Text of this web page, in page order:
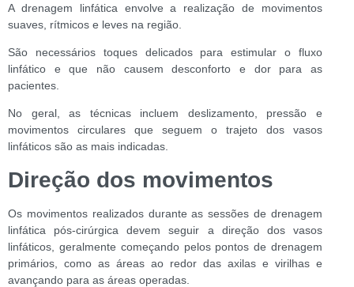
A drenagem linfática envolve a realização de movimentos
suaves, rítmicos e leves na região.
São necessários toques delicados para estimular o fluxo
linfático e que não causem desconforto e dor para as
pacientes.
No geral, as técnicas incluem deslizamento, pressão e
movimentos circulares que seguem o trajeto dos vasos
linfáticos são as mais indicadas.
Direção dos movimentos
Os movimentos realizados durante as sessões de drenagem
linfática pós-cirúrgica devem seguir a direção dos vasos
linfáticos, geralmente começando pelos pontos de drenagem
primários, como as áreas ao redor das axilas e virilhas e
avançando para as áreas operadas.